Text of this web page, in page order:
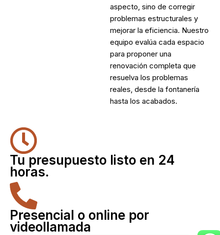
aspecto, sino de corregir
problemas estructurales y
mejorar la eficiencia. Nuestro
equipo evalúa cada espacio
para proponer una
renovación completa que
resuelva los problemas
reales, desde la fontanería
hasta los acabados.
Tu presupuesto listo en 24
horas.
Presencial o online por
videollamada